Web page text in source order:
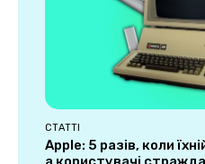
СТАТТІ
Apple: 5 разів, коли